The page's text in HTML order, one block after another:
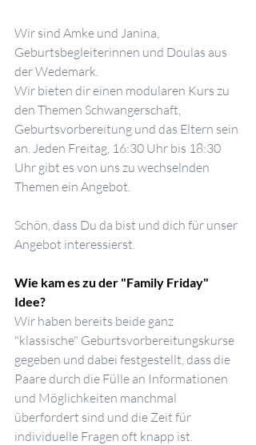
Wir sind Amke und Janina,
Geburtsbegleiterinnen und Doulas aus
der Wedemark.
Wir bieten dir einen modularen Kurs zu
den Themen Schwangerschaft,
Geburtsvorbereitung und das Eltern sein
an. Jeden Freitag, 16:30 Uhr bis 18:30
Uhr gibt es von uns zu wechselnden
Themen ein Angebot.
Schön, dass Du da bist und dich für unser
Angebot interessierst.
Wie kam es zu der "Family Friday"
Idee?
Wir haben bereits beide ganz
"klassische" Geburtsvorbereitungskurse
gegeben und dabei festgestellt, dass die
Paare durch die Fülle an Informationen
und Möglichkeiten manchmal
überfordert sind und die Zeit für
individuelle Fragen oft knapp ist.